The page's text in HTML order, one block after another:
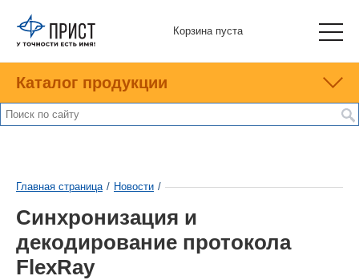
Корзина пуста
Каталог продукции
Главная страница / Новости /
Синхронизация и
декодирование протокола
FlexRay